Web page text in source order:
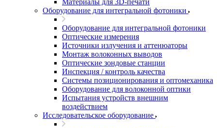
Материалы для 3D-печати
Оборудование для интегральной фотоники
Оборудование для интегральной фотоники
Оптические измерения
Источники излучения и аттенюаторы
Монтаж волоконных выводов
Оптические зондовые станции
Инспекция / контроль качества
Системы позиционирования и оптомеханика
Оборудование для волоконной оптики
Испытания устройств внешним
воздействием
Исследовательское оборудование